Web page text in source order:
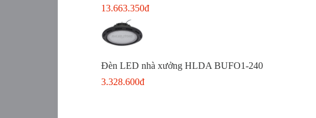
13.663.350đ
Đèn LED nhà xưởng HLDA BUFO1-240
3.328.600đ